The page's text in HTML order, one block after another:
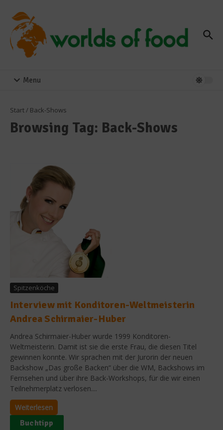
Menu
Start/ Back-Shows
Browsing Tag: Back-Shows
Spitzenköche
Interview mit Konditoren-Weltmeisterin
Andrea Schirmaier-Huber
Andrea Schirmaier-Huber wurde 1999 Konditoren-
Weltmeisterin. Damit ist sie die erste Frau, die diesen Titel
gewinnen konnte. Wir sprachen mit der Jurorin der neuen
Backshow „Das große Backen“ über die WM, Backshows im
Fernsehen und über ihre Back-Workshops, für die wir einen
Teilnehmerplatz verlosen....
Weiterlesen
Buchtipp